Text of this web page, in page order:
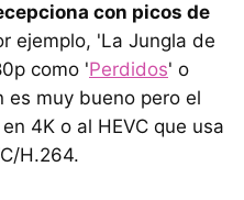
con picos de
ejemplo, 'La Jungla de
como 'Perdidos' o
es muy bueno pero el
4K o al HEVC que usa
H.264.